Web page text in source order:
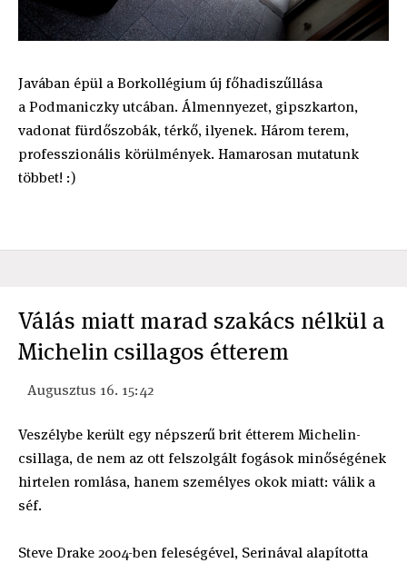
Javában épül a Borkollégium új főhadiszűllása
a Podmaniczky utcában. Álmennyezet, gipszkarton,
vadonat fürdőszobák, térkő, ilyenek. Három terem,
professzionális körülmények. Hamarosan mutatunk
többet! :)
Válás miatt marad szakács nélkül a
Michelin csillagos étterem
Augusztus 16. 15:42
Veszélybe került egy népszerű brit étterem Michelin-
csillaga, de nem az ott felszolgált fogások minőségének
hirtelen romlása, hanem személyes okok miatt: válik a
séf.
Steve Drake 2004-ben feleségével, Serinával alapította